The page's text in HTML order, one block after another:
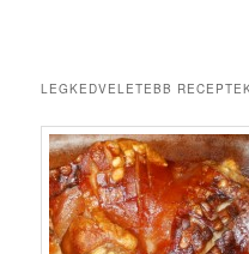
LEGKEDVELETEBB